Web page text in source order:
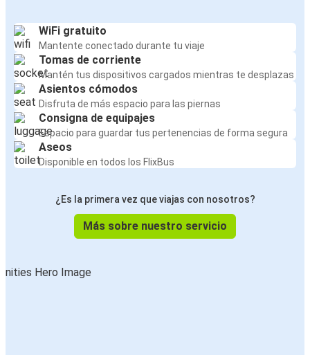
WiFi gratuito
Mantente conectado durante tu viaje
Tomas de corriente
Mantén tus dispositivos cargados mientras te desplazas
Asientos cómodos
Disfruta de más espacio para las piernas
Consigna de equipajes
Espacio para guardar tus pertenencias de forma segura
Aseos
Disponible en todos los FlixBus
¿Es la primera vez que viajas con nosotros?
Más sobre nuestro servicio